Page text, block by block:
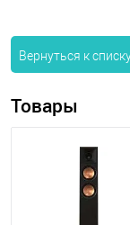
Вернуться к
Товары